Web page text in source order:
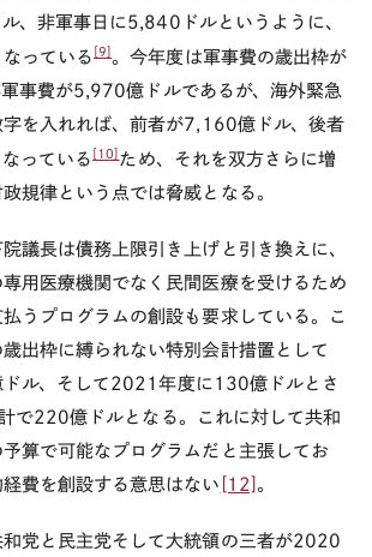
、非軍事日に5,840ドルというように、
っている [9] 。今年度は軍事費の歳出枠が
事費が5,970億ドルであるが、海外緊急
を入れれば、前者が7,160億ドル、後者
っている [10] ため、それを双方さらに増
規律という点では脅威となる。
議長は債務上限引き上げと引き換えに、
用医療機関でなく民間医療を受けるため
うプログラムの創設も要求している。こ
出枠に縛られない特別会計措置として
ル、そして2021年度に130億ドルとさ
で220億ドルとなる。これに対して共和
算で可能なプログラムだと主張してお
費を創設する意思はない [12] 。
党と民主党そして大統領の三者が2020